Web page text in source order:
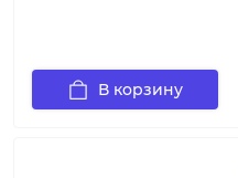
В корзину